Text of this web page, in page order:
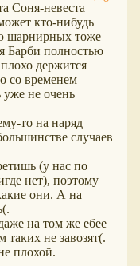
Соня-невеста
кто-нибудь
шарнирных тоже
Барби полностью
держится
со временем
уже не очень
то на наряд
случаев
(у нас по
нет), поэтому
они. А на
на том же ебее
не завозят(.
плохой.